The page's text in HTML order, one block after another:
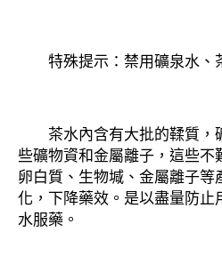
特殊提示：禁用礦泉水、
茶水內含有大批的鞣質，
些礦物資和金屬離子，這些不
卵白質、生物堿、金屬離子等
化，下降藥效。是以盡量防止
水服藥。